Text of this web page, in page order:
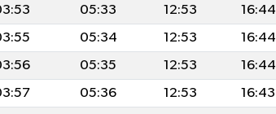
05:33 12:53 16:44
05:34 12:53 16:44
05:35 12:53 16:44
05:36 12:53 16:43